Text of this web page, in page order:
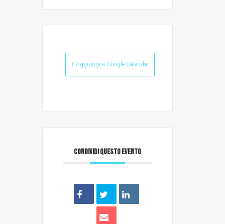
+ Aggiungi a Google Calendar
CONDIVIDI QUESTO EVENTO